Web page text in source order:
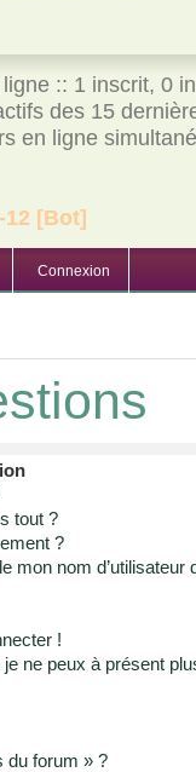
:: 1 inscrit, 0
des 15
en ligne
12 [Bot]
Connexion
tout ?
?
mon nom d’utilisateur
!
ne peux à présent
du forum » ?